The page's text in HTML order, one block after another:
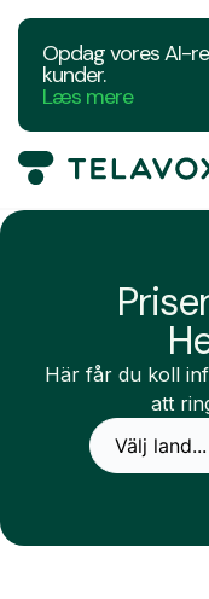
Opdag vores AI-
kunder.
Læs mere
Här får du koll
att